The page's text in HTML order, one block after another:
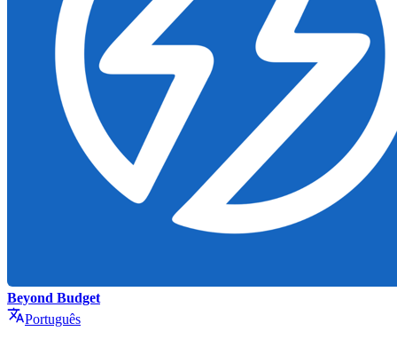
Beyond Budget
Português